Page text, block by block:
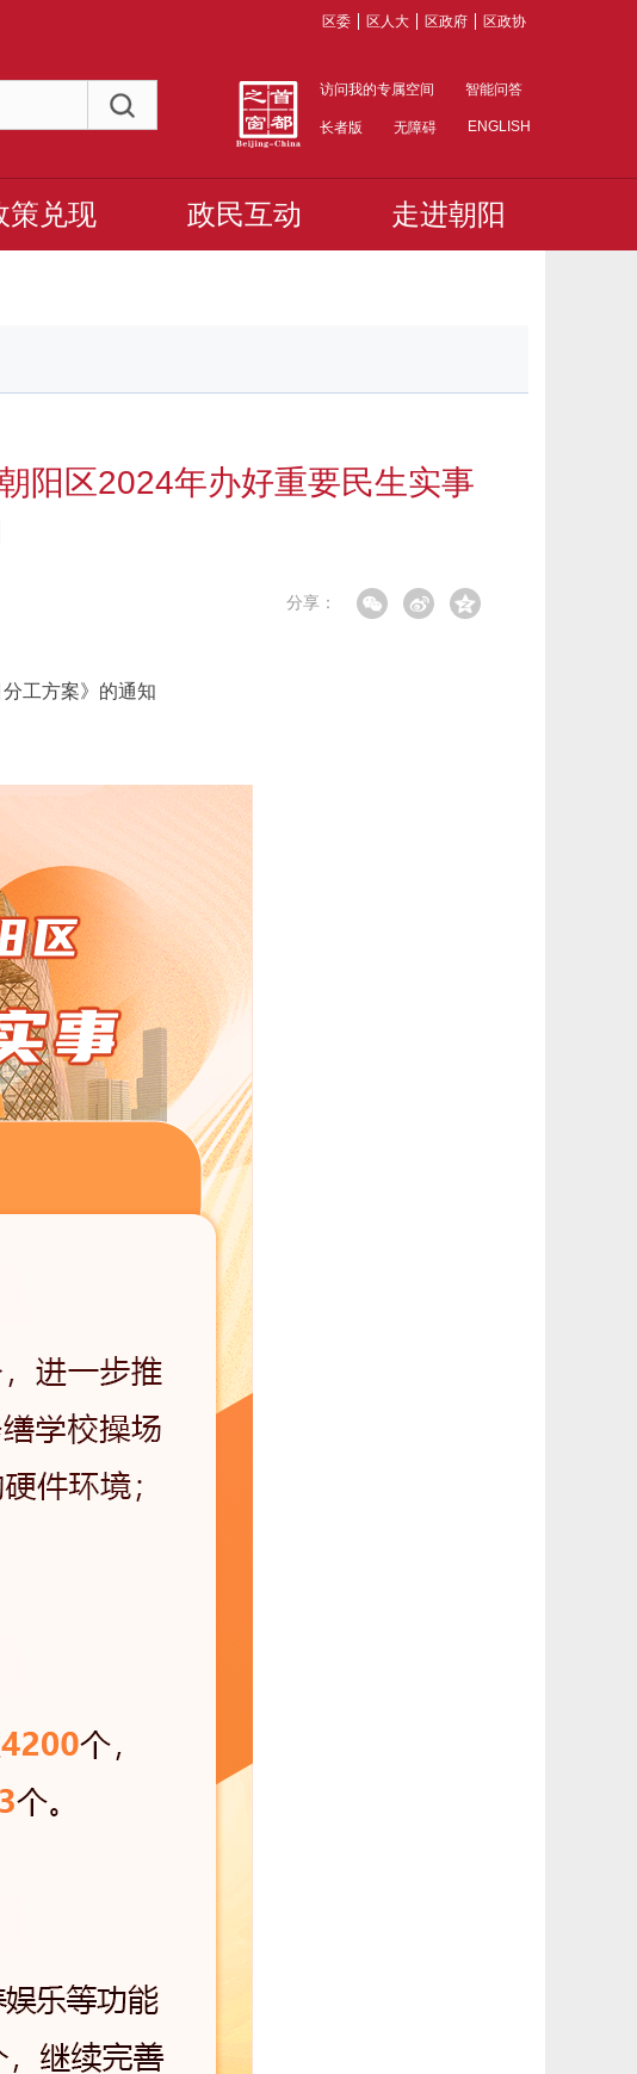
区委 区人大 区政府 区政协
访问我的专属空间 智能问答
长者版 无障碍 ENGLISH
策兑现 政民互动 走进朝阳
阳区2024年办好重要民生实事
分享：
工方案》的通知